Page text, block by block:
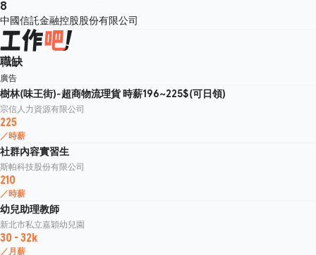
8
中國信託金融控股股份有限公司
職缺
廣告
樹林(味王街)-超商物流理貨 時薪196~225$(可日領)
宗信人力資源有限公司
225
／時薪
社群內容實習生
斯帕科技股份有限公司
210
／時薪
幼兒助理教師
新北市私立嘉穎幼兒園
30 - 32k
／月薪